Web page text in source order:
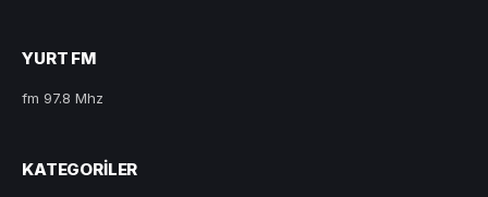
YURT FM
fm 97.8 Mhz
KATEGORILER